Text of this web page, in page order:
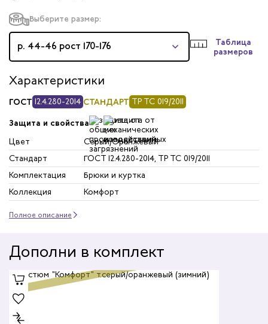
Выберите размер:
р. 44-46 рост 170-176
Таблица
размеров
Характеристики
ГОСТ 12.4.280-2014 СТАНДАРТ ТР ТС 019/2011
Защита и свойства
Цвет
Серый/Оранжевый
Стандарт
ГОСТ 12.4.280-2014, ТР ТС 019/2011
Комплектация
Брюки и куртка
Коллекция
Комфорт
Полное описание
Дополни в комплект